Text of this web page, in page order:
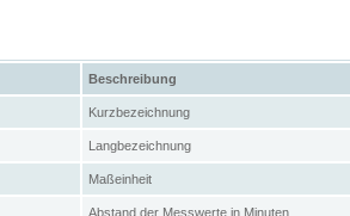
Beschreibung
Kurzbezeichnung
Langbezeichnung
Maßeinheit
Abstand der Messwerte in Minuten